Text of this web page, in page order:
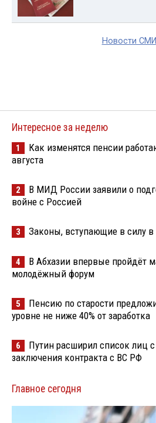
Новости
Интересное за неделю
1
Как изменятся пенсии
августа
2
В МИД России заявили о
войне с Россией
3 Законы, вступающие в силу в
4
В Абхазии впервые пройдёт
молодёжный форум
5
Пенсию по старости
уровне не ниже 40% от заработка
6
Путин расширил список лиц
заключения контракта с ВС РФ
Главное сегодня